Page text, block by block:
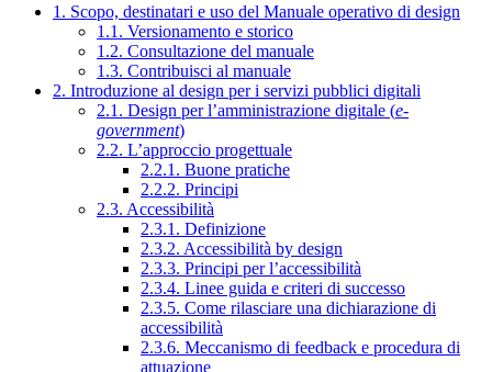
1. Scopo, destinatari e uso del Manuale operativo di design
1.1. Versionamento e storico
1.2. Consultazione del manuale
1.3. Contribuisci al manuale
2. Introduzione al design per i servizi pubblici digitali
2.1. Design per l’amministrazione digitale (e-
government)
2.2. L’approccio progettuale
2.2.1. Buone pratiche
2.2.2. Principi
2.3. Accessibilità
2.3.1. Definizione
2.3.2. Accessibilità by design
2.3.3. Principi per l’accessibilità
2.3.4. Linee guida e criteri di successo
2.3.5. Come rilasciare una dichiarazione di
accessibilità
2.3.6. Meccanismo di feedback e procedura di
attuazione